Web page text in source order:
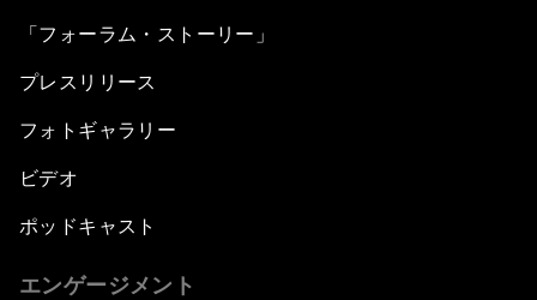
「フォーラム・ストーリー」
プレスリリース
フォトギャラリー
ビデオ
ポッドキャスト
エンゲージメント